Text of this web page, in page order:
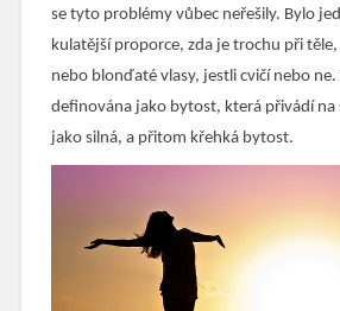
se tyto problémy vůbec neřešily. Bylo
kulatější proporce, zda je trochu při
nebo blonďaté vlasy, jestli cvičí nebo ne.
definována jako bytost, která přivádí
jako silná, a přitom křehká bytost.